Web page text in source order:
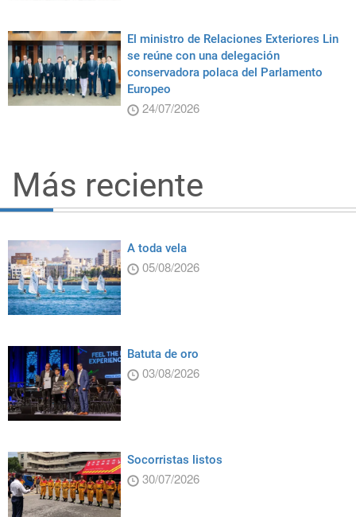
El ministro de Relaciones Exteriores Lin
se reúne con una delegación
conservadora polaca del Parlamento
Europeo
24/07/2026
Más reciente
A toda vela
05/08/2026
Batuta de oro
03/08/2026
Socorristas listos
30/07/2026